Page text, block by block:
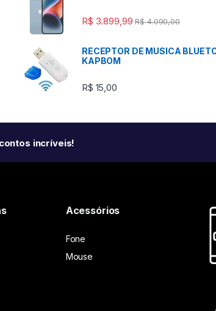
R$ 3.899,99 R$4.090,00
RECEPTOR DE MUSICA
KAPBOM
R$ 15,00
incríveis!
Acessórios
Fone
Mouse